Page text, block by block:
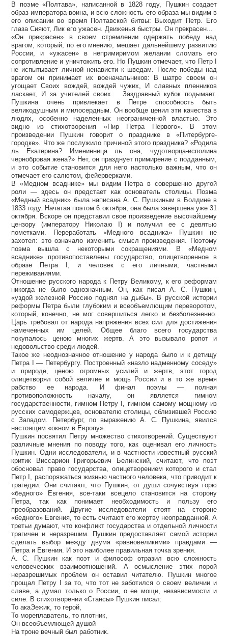
В поэме «Полтава», написанной в 1828 году, Пушкин создает
образ императора-воина, и всю сложность его образа мы видим в
его описании во время Полтавской битвы: Выходит Петр. Его
глаза Сияют, Лик его ужасен. Движенья быстры. Он прекрасен...
«Он прекрасен» в своем стремлении одержать победу над
врагом, который, по его мнению, мешает дальнейшему развитию
России, и «ужасен» в непримиримом желании сломать его
сопротивление и уничтожить его. Но Пушкин отмечает, что Петр I
не испытывает личной ненависти к шведам. После победы над
врагом он принимает их военачальников: В шатре своем он
угощает Своих вождей, вождей чужих, И славных пленников
ласкает, И за учителей своих Заздравный кубок подымает.
Пушкина очень привлекает в Петре способность быть
великодушным и милосердным. Он вообще ценил эти качества в
людях, особенно наделенных неограниченной властью. Это
видно из стихотворения «Пир Петра Первого». В этом
произведении Пушкин говорит о празднике в «Питербурге-
городке». Что же послужило причиной этого праздника? «Родила
ль Екатерина? Именинница ль она, чудотворца-исполина
чернобровая жена?» Нет, он празднует примирение с подданным,
и это событие становится для него настолько важным, что он
отмечает его салютом, фейерверками.
В «Медном всаднике» мы видим Петра в совершенно другой
роли — здесь он предстает как основатель столицы. Поэма
«Медный всадник» была написана А. С. Пушкиным в Болдине в
1833 году. Начатая поэтом 6 октября, она была завершена уже 31
октября. Вскоре он представил свое произведение высочайшему
цензору (императору Николаю I) и получил ее с девятью
пометками. Переработать «Медного всадника» Пушкин не
захотел: это означало изменить смысл произведения. Поэтому
поэма вышла с некоторыми сокращениями. В «Медном
всаднике» противопоставлены государство, олицетворенное в
образе Петра I, и человек с его личными, частными
переживаниями.
Отношение русского народа к Петру Великому, к его реформам
никогда не было однозначным. Он, как писал А. С. Пушкин,
«уздой железной Россию поднял на дыбы». В русской истории
реформы Петра были глубоким и всеобъемлющим переворотом,
который, конечно, не мог совершиться легко и безболезненно.
Царь требовал от народа напряжения всех сил для достижения
намеченных им целей. Общее благо всего государства
покупалось ценою многих жертв. А это вызывало ропот и
недовольство среди людей.
Такое же неоднозначное отношение у народа было и к детищу
Петра I — Петербургу. Построенный «назло надменному соседу»
и природе, ценою огромных усилий и жертв, этот город
олицетворял собой величие и мощь России и в то же время
рабство ее народа. И финал поэмы — полная
противоположность началу, он является гимном
государственности, гимном Петру I, гимном самому мощному из
русских самодержцев, основателю столицы, сблизившей Россию
с Западом. Петербург, по выражению А. С. Пушкина, явился
настоящим «окном в Европу».
Пушкин посвятил Петру множество стихотворений. Существуют
различные мнения по поводу того, как оценивал его личность
Пушкин. Одни исследователи, и в частности известный русский
критик Виссарион Григорьевич Белинский, считают, что поэт
обосновал право государства, олицетворением которого и стал
Петр I, распоряжаться жизнью частного человека, что приводит к
трагедии. Они считают, что Пушкин, от души сочувствуя горю
«бедного» Евгения, все-таки всецело становится на сторону
Петра, так как понимает необходимость и пользу его
преобразований. Другие исследователи стоят на стороне
«бедного» Евгения, то есть считают его жертву неоправданной. А
третьи думают, что конфликт государства и отдельной личности
трагичен и неразрешим. Пушкин предоставляет самой истории
сделать выбор между двумя «равновеликими» правдами —
Петра и Евгения. И это наиболее правильная точка зрения.
А. С. Пушкин как поэт и философ отразил всю сложность
человеческих взаимоотношений. А осмысление этих порой
неразрешимых проблем он оставил читателю. Пушкин многое
прощал Петру I за то, что тот не заботился о своем величии и
славе, а думал только о России, о ее мощи, независимости и
силе. В стихотворении «Стансы» Пушкин писал:
То акаЭежик, то герой,
То мореплаватель, то плотник,
Он всеобъемлющей душой
На троне вечный был работник.